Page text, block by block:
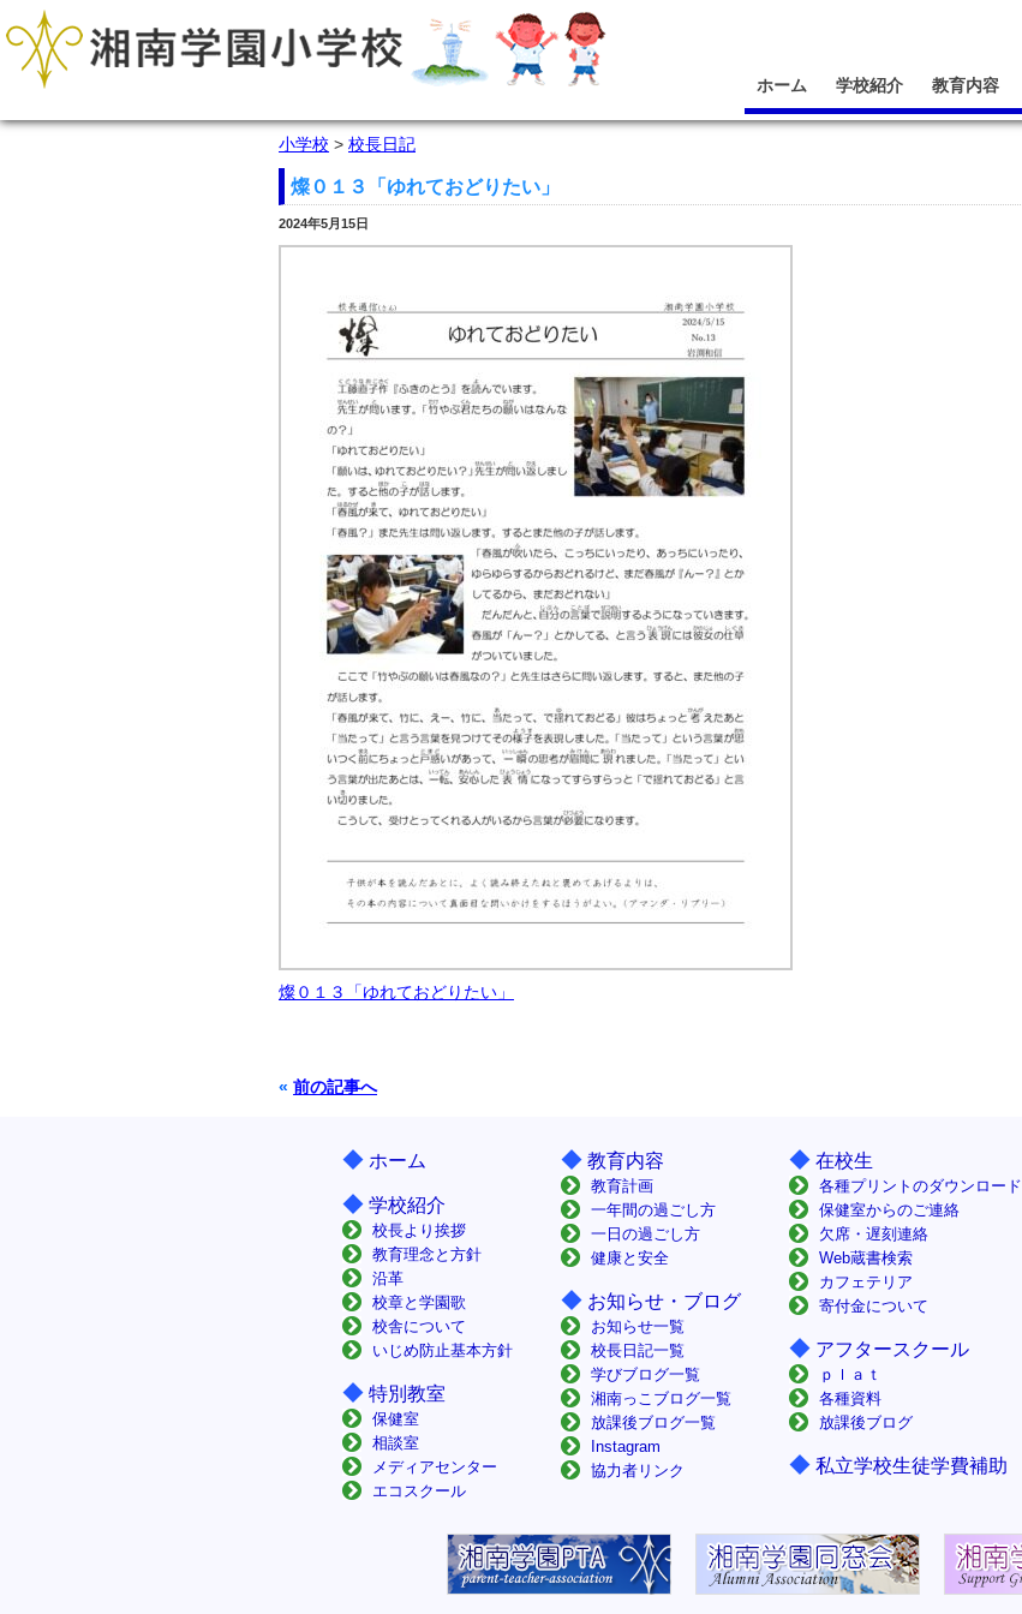
ホーム 学校紹介 教育内容
小学校 > 校長日記
燦０１３「ゆれておどりたい」
2024年5月15日
燦０１３「ゆれておどりたい」
« 前の記事へ
◆ ホーム
◆ 学校紹介
校長より挨拶
教育理念と方針
沿革
校章と学園歌
校舎について
いじめ防止基本方針
◆ 特別教室
保健室
相談室
メディアセンター
エコスクール
◆ 教育内容
教育計画
一年間の過ごし方
一日の過ごし方
健康と安全
◆ お知らせ・ブログ
お知らせ一覧
校長日記一覧
学びブログ一覧
湘南っこブログ一覧
放課後ブログ一覧
Instagram
協力者リンク
◆ 在校生
各種プリントのダウンロード
保健室からのご連絡
欠席・遅刻連絡
Web蔵書検索
カフェテリア
寄付金について
◆ アフタースクール
ｐｌａｔ
各種資料
放課後ブログ
◆ 私立学校生徒学費補助